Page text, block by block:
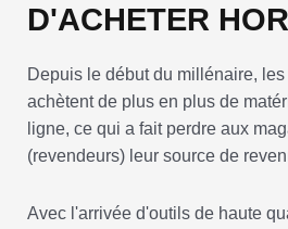
D'ACHETER
Depuis le début du millénaire,
achètent de plus en plus de
ligne, ce qui a fait perdre aux
(revendeurs) leur source de
Avec l'arrivée d'outils de haute